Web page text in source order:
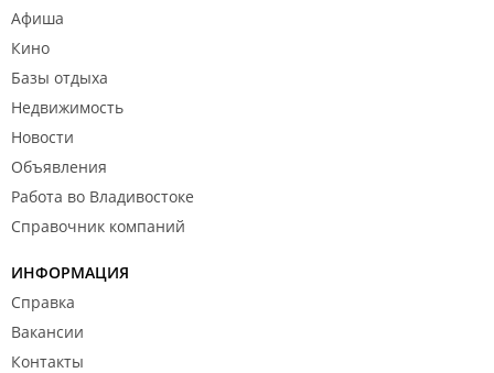
Афиша
Кино
Базы отдыха
Недвижимость
Новости
Объявления
Работа во Владивостоке
Справочник компаний
ИНФОРМАЦИЯ
Справка
Вакансии
Контакты